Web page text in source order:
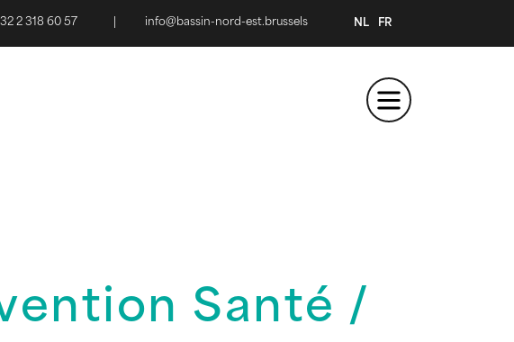
2 318 60 57 info@bassin-nord-est.brussels NL FR
Santé /